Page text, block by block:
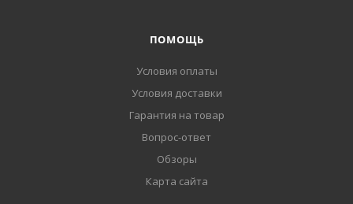
ПОМОЩЬ
Условия оплаты
Условия доставки
Гарантия на товар
Вопрос-ответ
Обзоры
Карта сайта